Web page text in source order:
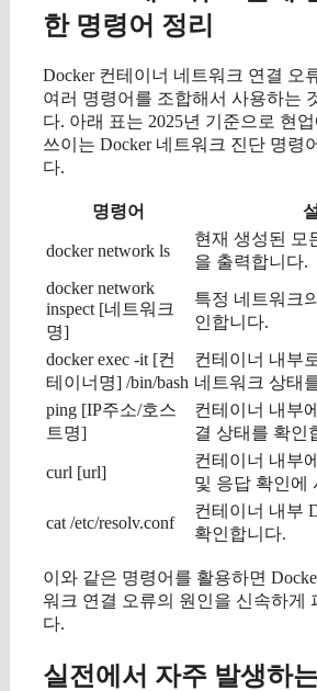
한 명령어 정리
Docker 컨테이너 네트워크 연결 오
여러 명령어를 조합해서 사용하는
다. 아래 표는 2025년 기준으로 현
쓰이는 Docker 네트워크 진단 명령
다.
명령어
docker network ls
현재 생성된 모
을 출력합니다.
docker network
inspect [네트워크
명]
특정 네트워크
인합니다.
docker exec -it [컨
테이너명] /bin/bash
컨테이너 내부
네트워크 상태
ping [IP주소/호스
트명]
컨테이너 내부
결 상태를 확인
curl [url]
컨테이너 내부
및 응답 확인에
cat /etc/resolv.conf
컨테이너 내부
확인합니다.
이와 같은 명령어를 활용하면
워크 연결 오류의 원인을 신속하게
다.
실전에서 자주 발생하